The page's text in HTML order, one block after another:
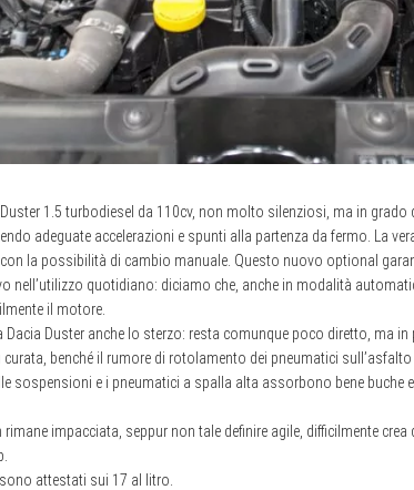
1.5 turbodiesel da 110cv, non molto silenziosi, ma in
adeguate accelerazioni e spunti alla partenza da fermo. La
la possibilità di cambio manuale. Questo nuovo optional
nell’utilizzo quotidiano: diciamo che, anche in modalità
il motore.
Duster anche lo sterzo: resta comunque poco diretto, ma
curata, benché il rumore di rotolamento dei pneumatici
sospensioni e i pneumatici a spalla alta assorbono bene buche
rimane impacciata, seppur non tale definire agile, difficilmente
attestati sui 17 al litro.